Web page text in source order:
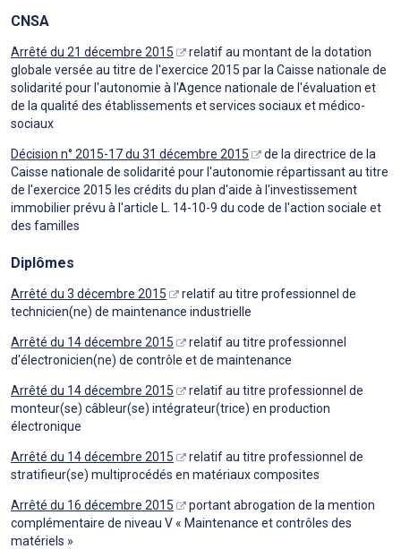
CNSA
Arrêté du 21 décembre 2015
relatif au montant de la dotation
globale versée au titre de l'exercice 2015 par la Caisse nationale de
solidarité pour l'autonomie à l'Agence nationale de l'évaluation et
de la qualité des établissements et services sociaux et médico-
sociaux
Décision n° 2015-17 du 31 décembre 2015
de la directrice de la
Caisse nationale de solidarité pour l'autonomie répartissant au titre
de l'exercice 2015 les crédits du plan d'aide à l'investissement
immobilier prévu à l'article L. 14-10-9 du code de l'action sociale et
des familles
Diplômes
Arrêté du 3 décembre 2015
relatif au titre professionnel de
technicien(ne) de maintenance industrielle
Arrêté du 14 décembre 2015
relatif au titre professionnel
d'électronicien(ne) de contrôle et de maintenance
Arrêté du 14 décembre 2015
relatif au titre professionnel de
monteur(se) câbleur(se) intégrateur(trice) en production
électronique
Arrêté du 14 décembre 2015
relatif au titre professionnel de
stratifieur(se) multiprocédés en matériaux composites
Arrêté du 16 décembre 2015
portant abrogation de la mention
complémentaire de niveau V « Maintenance et contrôles des
matériels »